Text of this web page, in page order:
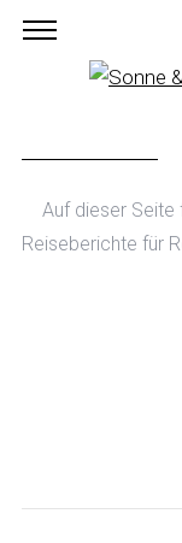
Auf dieser Seite
Reiseberichte für